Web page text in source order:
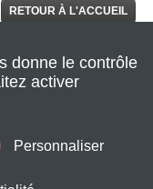
RETOUR À L'ACCUEIL
donne le contrôle
activer
Personnaliser